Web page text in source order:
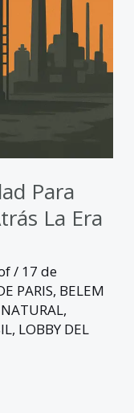
Para
La Era
/ 17 de
PARIS, BELEM
,
, LOBBY DEL